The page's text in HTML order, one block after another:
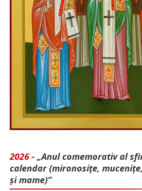
2026 - „Anul comemorativ al
calendar (mironosițe,
și mame)”